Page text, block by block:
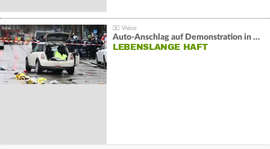
Auto-Anschlag auf Demonstration in München:
LEBENSLANGE HAFT